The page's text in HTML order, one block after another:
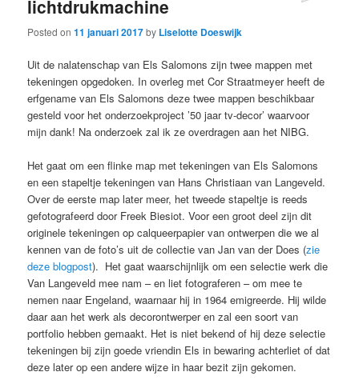
lichtdrukmachine
Posted on11 januari 2017by Liselotte Doeswijk
Uit de nalatenschap van Els Salomons zijn twee mappen met
tekeningen opgedoken. In overleg met Cor Straatmeyer heeft de
erfgename van Els Salomons deze twee mappen beschikbaar
gesteld voor het onderzoekproject ’50 jaar tv-decor’ waarvoor
mijn dank! Na onderzoek zal ik ze overdragen aan het NIBG.
Het gaat om een flinke map met tekeningen van Els Salomons
en een stapeltje tekeningen van Hans Christiaan van Langeveld.
Over de eerste map later meer, het tweede stapeltje is reeds
gefotografeerd door Freek Biesiot. Voor een groot deel zijn dit
originele tekeningen op calqueerpapier van ontwerpen die we al
kennen van de foto’s uit de collectie van Jan van der Does (zie
deze blogpost). Het gaat waarschijnlijk om een selectie werk die
Van Langeveld mee nam – en liet fotograferen – om mee te
nemen naar Engeland, waarnaar hij in 1964 emigreerde. Hij wilde
daar aan het werk als decorontwerper en zal een soort van
portfolio hebben gemaakt. Het is niet bekend of hij deze selectie
tekeningen bij zijn goede vriendin Els in bewaring achterliet of dat
deze later op een andere wijze in haar bezit zijn gekomen.